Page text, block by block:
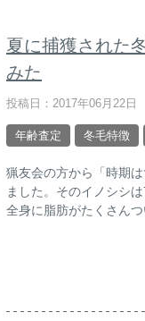
夏に捕獲された
みた
投稿日：2017年06月22日
年齢査定 冬毛特徴
猟友会の方から「時期
ました。そのイノシシ
全身に脂肪がたくさん